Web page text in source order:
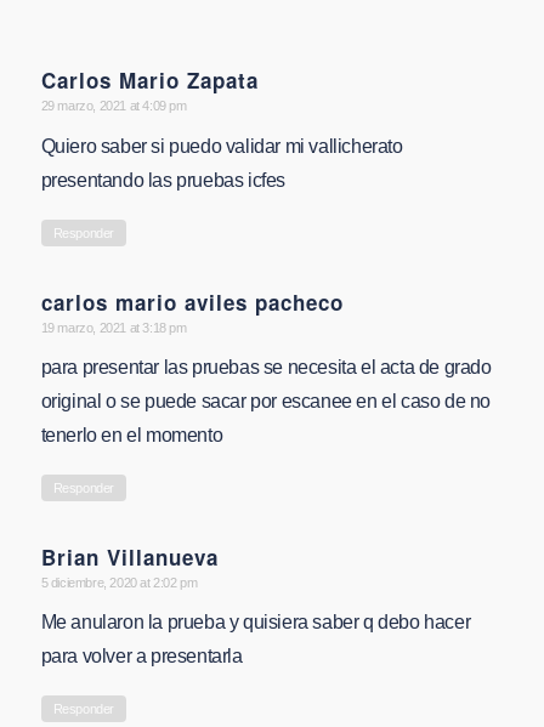
Carlos Mario Zapata
says:
29 marzo, 2021 at 4:09 pm
Quiero saber si puedo validar mi vallicherato
presentando las pruebas icfes
Responder
carlos mario aviles pacheco
says:
19 marzo, 2021 at 3:18 pm
para presentar las pruebas se necesita el acta de grado
original o se puede sacar por escanee en el caso de no
tenerlo en el momento
Responder
Brian Villanueva
says:
5 diciembre, 2020 at 2:02 pm
Me anularon la prueba y quisiera saber q debo hacer
para volver a presentarla
Responder